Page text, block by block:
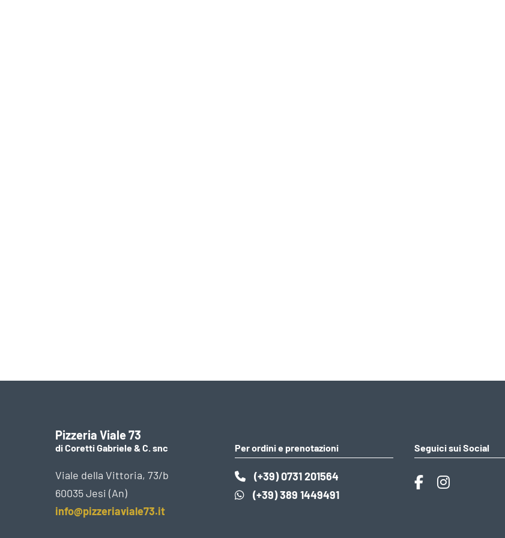
Pizzeria Viale 73
di Coretti Gabriele & C. snc
Viale della Vittoria, 73/b
60035 Jesi (An)
info@pizzeriaviale73.it
Per ordini e prenotazioni
(+39) 0731 201564
(+39) 389 1449491
Seguici sui Social